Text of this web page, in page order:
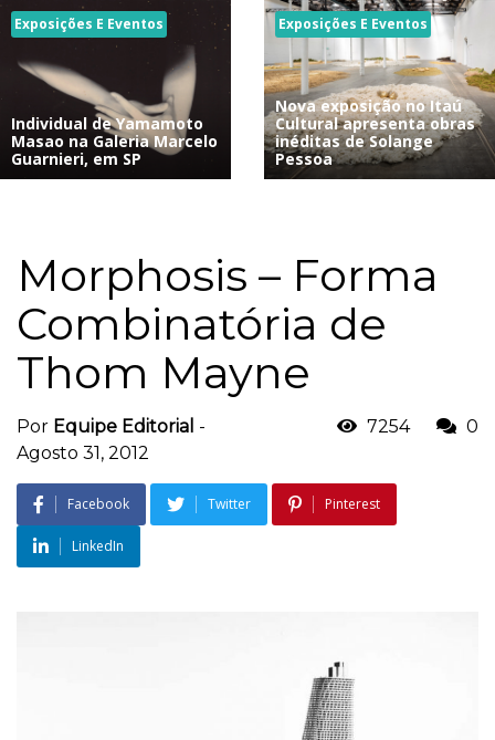
Exposições E Eventos
Individual de Yamamoto
Masao na Galeria Marcelo
Guarnieri, em SP
Exposições E Eventos
Nova exposição no Itaú
Cultural apresenta obras
inéditas de Solange
Pessoa
Morphosis – Forma
Combinatória de
Thom Mayne
Por Equipe Editorial -
Agosto 31, 2012
7254 0
Facebook Twitter Pinterest
LinkedIn